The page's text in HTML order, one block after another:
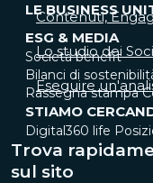
LE BUSINESS
ESG & MEDIA
Società benefit
Bilanci di
Rassegna stampa
STIAMO
Digital360 life
Trova
sul sito
Contenuti,
Lo studio dei
Eseguire